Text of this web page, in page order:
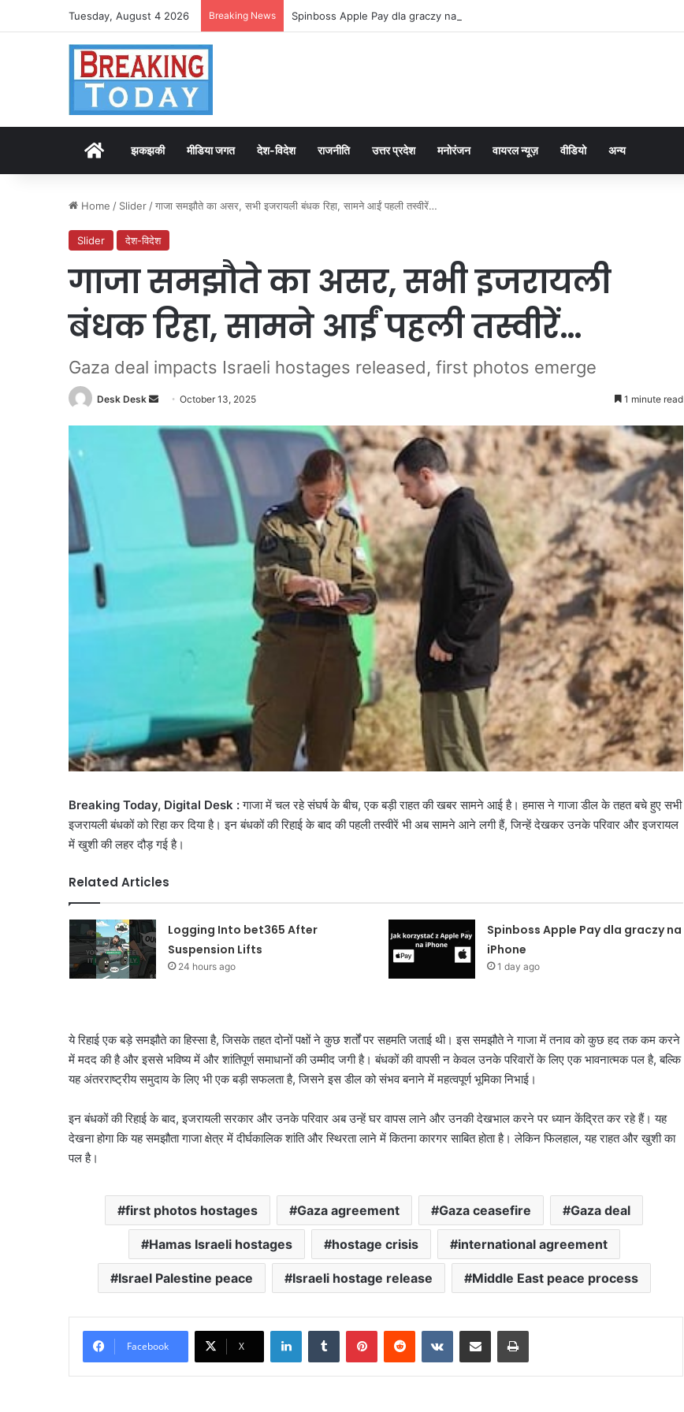
Tuesday, August 4 2026 Breaking News Spinboss Apple Pay dla graczy na iPhone
Homeझकझकी मीडिया जगत देश-विदेश राजनीति उत्तर प्रदेश मनोरंजन वायरल न्यूज़ वीडियो अन्य
Home / Slider /गाजा समझौते का असर, सभी इजरायली बंधक रिहा, सामने आईं पहली तस्वीरें…
Slider देश-विदेश
गाजा समझौते का असर, सभी इजरायली
बंधक रिहा, सामने आईं पहली तस्वीरें…
Gaza deal impacts Israeli hostages released, first photos emerge
Desk Desk
Send
email
October 13, 2025 1 minute read
Breaking Today, Digital Desk :गाजा में चल रहे संघर्ष के बीच, एक बड़ी राहत की खबर सामने आई है। हमास ने गाजा डील के तहत बचे हुए सभी
इजरायली बंधकों को रिहा कर दिया है। इन बंधकों की रिहाई के बाद की पहली तस्वीरें भी अब सामने आने लगी हैं, जिन्हें देखकर उनके परिवार और इजरायल
में खुशी की लहर दौड़ गई है।
Related Articles
Logging Into bet365 After
Suspension Lifts
24 hours ago
Spinboss Apple Pay dla graczy na
iPhone
1 day ago
ये रिहाई एक बड़े समझौते का हिस्सा है, जिसके तहत दोनों पक्षों ने कुछ शर्तों पर सहमति जताई थी। इस समझौते ने गाजा में तनाव को कुछ हद तक कम करने
में मदद की है और इससे भविष्य में और शांतिपूर्ण समाधानों की उम्मीद जगी है। बंधकों की वापसी न केवल उनके परिवारों के लिए एक भावनात्मक पल है, बल्कि
यह अंतरराष्ट्रीय समुदाय के लिए भी एक बड़ी सफलता है, जिसने इस डील को संभव बनाने में महत्वपूर्ण भूमिका निभाई।
इन बंधकों की रिहाई के बाद, इजरायली सरकार और उनके परिवार अब उन्हें घर वापस लाने और उनकी देखभाल करने पर ध्यान केंद्रित कर रहे हैं। यह
देखना होगा कि यह समझौता गाजा क्षेत्र में दीर्घकालिक शांति और स्थिरता लाने में कितना कारगर साबित होता है। लेकिन फिलहाल, यह राहत और खुशी का
पल है।
first photos hostages Gaza agreement Gaza ceasefire Gaza deal
Hamas Israeli hostages hostage crisis international agreement
Israel Palestine peace Israeli hostage release Middle East peace process
Facebook X
LinkedInTumblr PinterestReddit VKontakteShare via Email Print